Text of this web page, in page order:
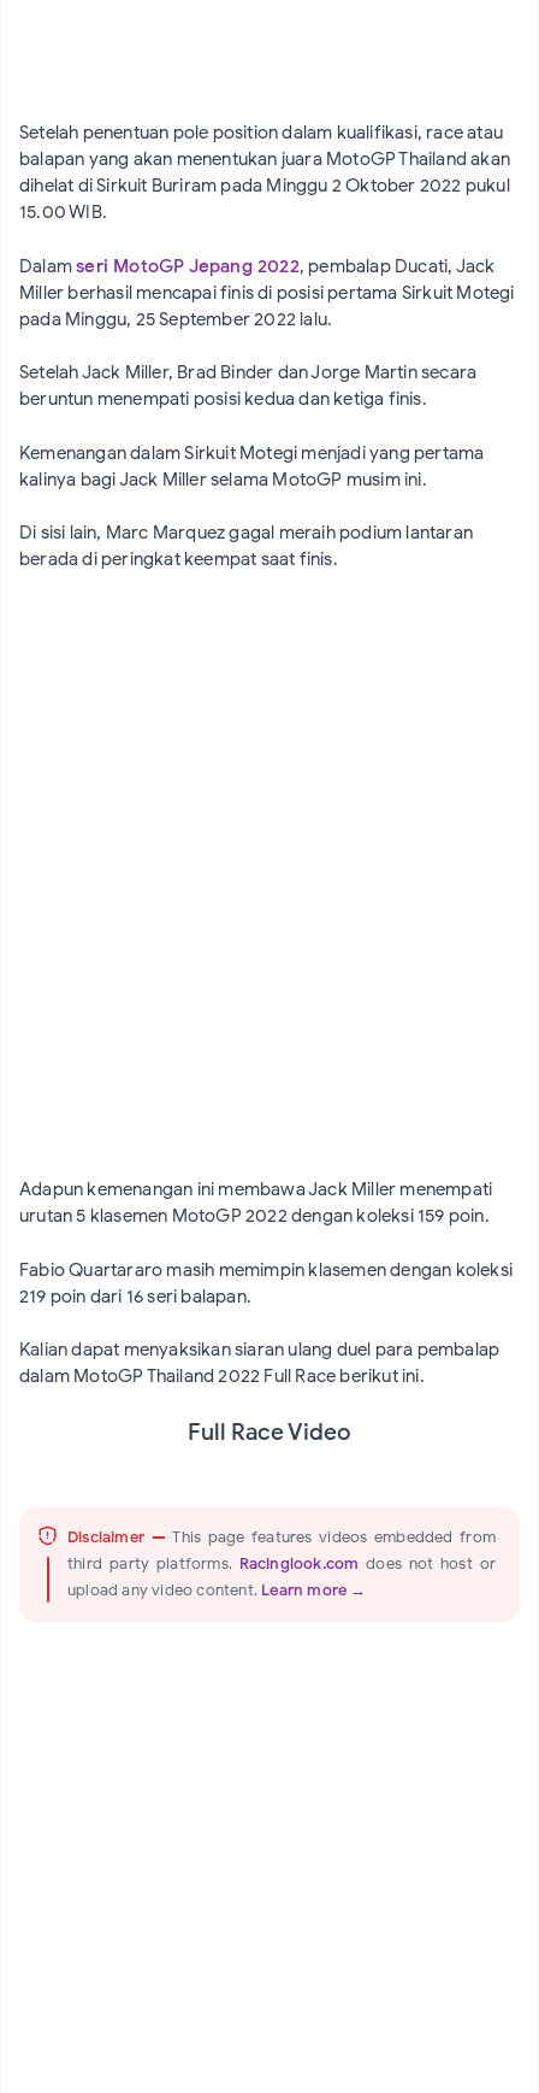
Setelah penentuan pole position dalam kualifikasi, race atau
balapan yang akan menentukan juara MotoGP Thailand akan
dihelat di Sirkuit Buriram pada Minggu 2 Oktober 2022 pukul
15.00 WIB.
Dalamseri MotoGP Jepang 2022, pembalap Ducati, Jack
Miller berhasil mencapai finis di posisi pertama Sirkuit Motegi
pada Minggu, 25 September 2022 lalu.
Setelah Jack Miller, Brad Binder dan Jorge Martin secara
beruntun menempati posisi kedua dan ketiga finis.
Kemenangan dalam Sirkuit Motegi menjadi yang pertama
kalinya bagi Jack Miller selama MotoGP musim ini.
Di sisi lain, Marc Marquez gagal meraih podium lantaran
berada di peringkat keempat saat finis.
Adapun kemenangan ini membawa Jack Miller menempati
urutan 5 klasemen MotoGP 2022 dengan koleksi 159 poin.
Fabio Quartararo masih memimpin klasemen dengan koleksi
219 poin dari 16 seri balapan.
Kalian dapat menyaksikan siaran ulang duel para pembalap
dalam MotoGP Thailand 2022 Full Race berikut ini.
Full Race Video
Disclaimer —This page features videos embedded from
third-party platforms. Racinglook.com does not host or
upload any video content. Learn more →